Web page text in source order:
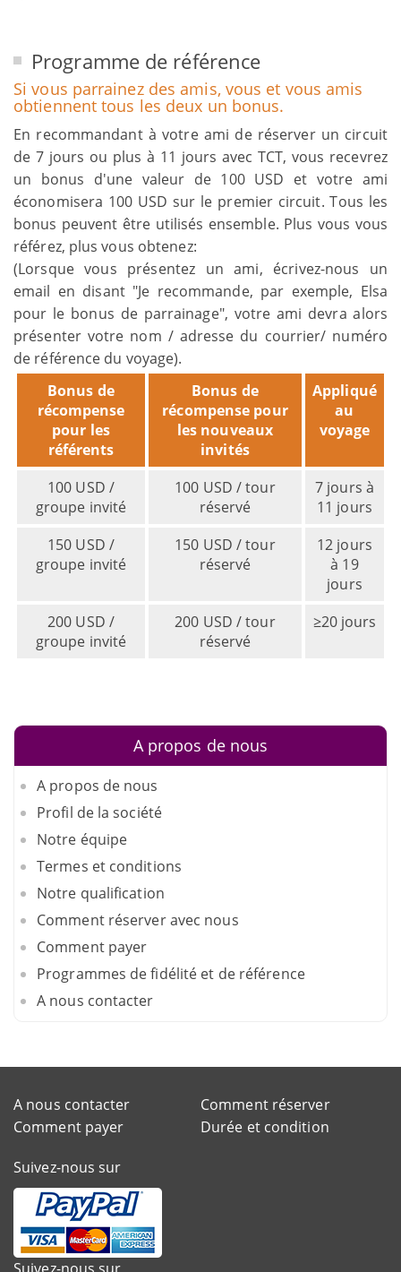
Programme de référence
Si vous parrainez des amis, vous et vous amis
obtiennent tous les deux un bonus.
En recommandant à votre ami de réserver un circuit
de 7 jours ou plus à 11 jours avec TCT, vous recevrez
un bonus d'une valeur de 100 USD et votre ami
économisera 100 USD sur le premier circuit. Tous les
bonus peuvent être utilisés ensemble. Plus vous vous
référez, plus vous obtenez:
(Lorsque vous présentez un ami, écrivez-nous un
email en disant "Je recommande, par exemple, Elsa
pour le bonus de parrainage", votre ami devra alors
présenter votre nom / adresse du courrier/ numéro
de référence du voyage).
Bonus de
récompense
pour les
référents
Bonus de
récompense pour
les nouveaux
invités
Appliqué
au
voyage
100 USD /
groupe invité
100 USD / tour
réservé
7 jours à
11 jours
150 USD /
groupe invité
150 USD / tour
réservé
12 jours
à 19
jours
200 USD /
groupe invité
200 USD / tour
réservé
≥20 jours
A propos de nous
A propos de nous
Profil de la société
Notre équipe
Termes et conditions
Notre qualification
Comment réserver avec nous
Comment payer
Programmes de fidélité et de référence
A nous contacter
A nous contacter
Comment réserver
Comment payer
Durée et condition
Suivez-nous sur